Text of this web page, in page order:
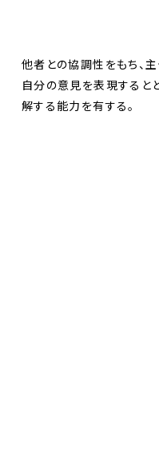
他者との協調性をもち、
自分の意見を表現すると
解する能力を有する。